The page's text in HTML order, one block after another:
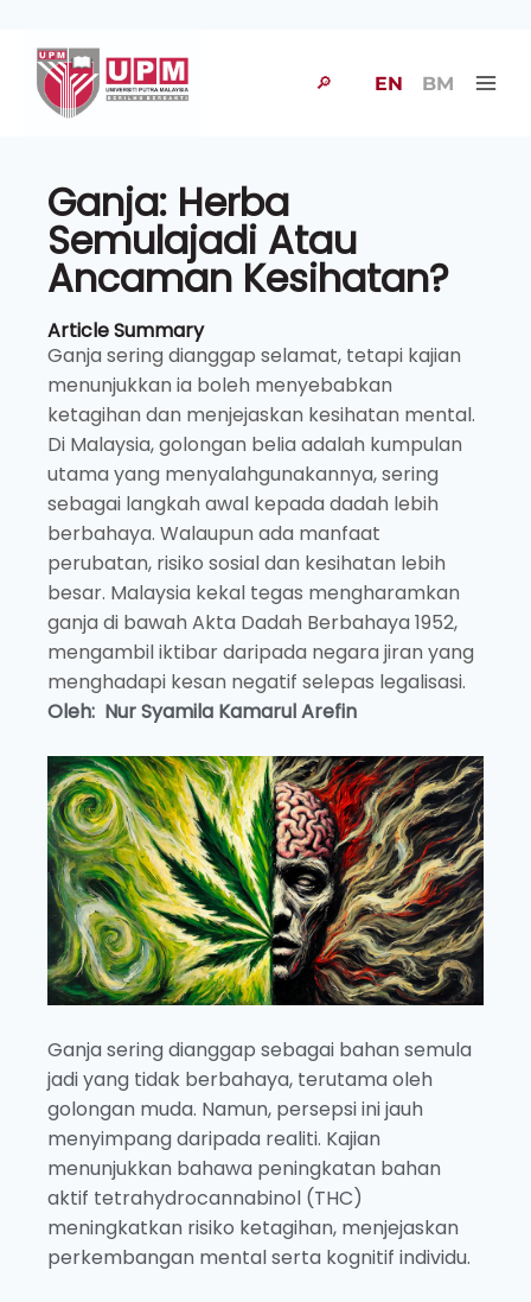
🔎 EN BM
Ganja: Herba
Semulajadi Atau
Ancaman Kesihatan?
Article Summary
Ganja sering dianggap selamat, tetapi kajian
menunjukkan ia boleh menyebabkan
ketagihan dan menjejaskan kesihatan mental.
Di Malaysia, golongan belia adalah kumpulan
utama yang menyalahgunakannya, sering
sebagai langkah awal kepada dadah lebih
berbahaya. Walaupun ada manfaat
perubatan, risiko sosial dan kesihatan lebih
besar. Malaysia kekal tegas mengharamkan
ganja di bawah Akta Dadah Berbahaya 1952,
mengambil iktibar daripada negara jiran yang
menghadapi kesan negatif selepas legalisasi.
Oleh: Nur Syamila Kamarul Arefin
Ganja sering dianggap sebagai bahan semula
jadi yang tidak berbahaya, terutama oleh
golongan muda. Namun, persepsi ini jauh
menyimpang daripada realiti. Kajian
menunjukkan bahawa peningkatan bahan
aktif tetrahydrocannabinol (THC)
meningkatkan risiko ketagihan, menjejaskan
perkembangan mental serta kognitif individu.